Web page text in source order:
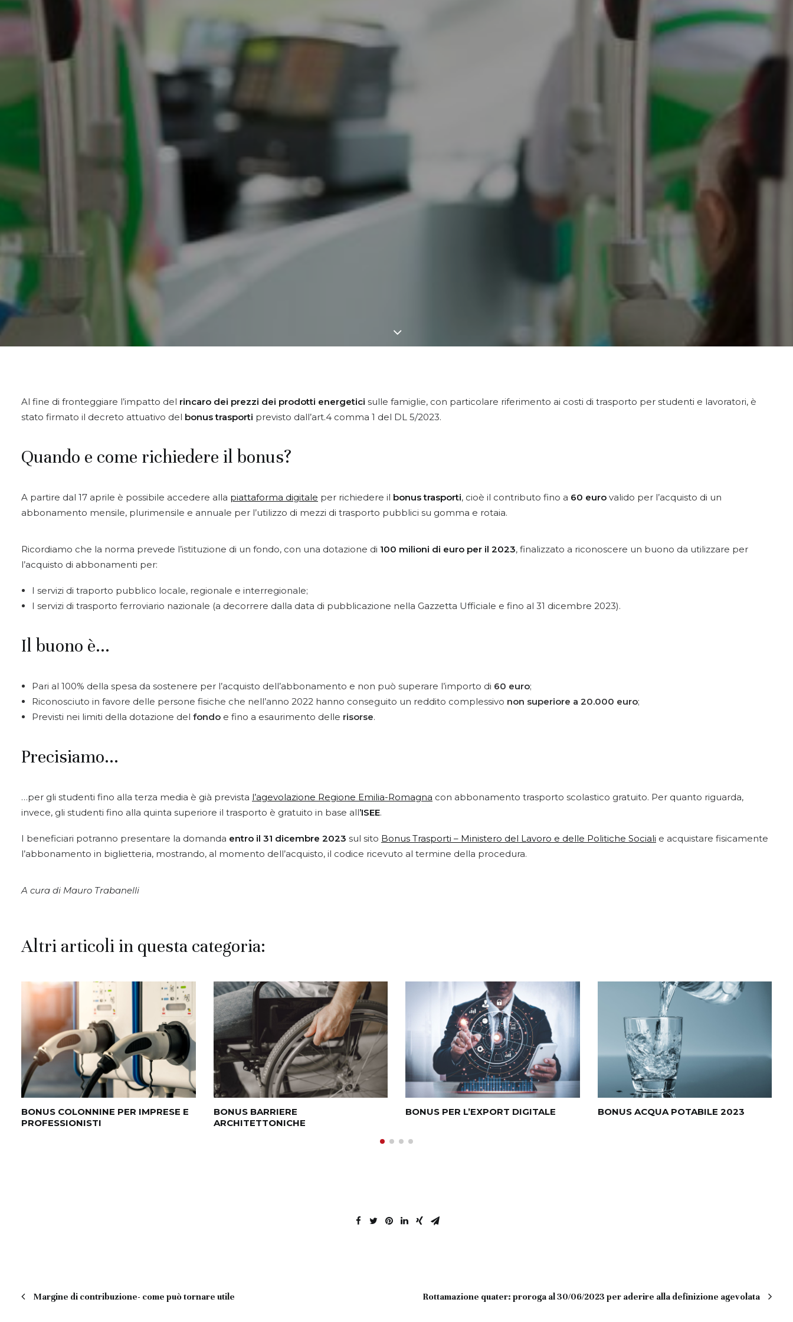
Al fine di fronteggiare l’impatto del rincaro dei prezzi dei prodotti energetici sulle famiglie, con particolare riferimento ai costi di trasporto per studenti e lavoratori, è
stato firmato il decreto attuativo del bonus trasporti previsto dall’art.4 comma 1 del DL 5/2023.
Quando e come richiedere il bonus?
A partire dal 17 aprile è possibile accedere alla piattaforma digitale per richiedere il bonus trasporti, cioè il contributo fino a 60 euro valido per l’acquisto di un
abbonamento mensile, plurimensile e annuale per l’utilizzo di mezzi di trasporto pubblici su gomma e rotaia.
Ricordiamo che la norma prevede l’istituzione di un fondo, con una dotazione di 100 milioni di euro per il 2023, finalizzato a riconoscere un buono da utilizzare per
l’acquisto di abbonamenti per:
I servizi di traporto pubblico locale, regionale e interregionale;
I servizi di trasporto ferroviario nazionale (a decorrere dalla data di pubblicazione nella Gazzetta Ufficiale e fino al 31 dicembre 2023).
Il buono è...
Pari al 100% della spesa da sostenere per l’acquisto dell’abbonamento e non può superare l’importo di 60 euro;
Riconosciuto in favore delle persone fisiche che nell’anno 2022 hanno conseguito un reddito complessivo non superiore a 20.000 euro;
Previsti nei limiti della dotazione del fondo e fino a esaurimento delle risorse.
Precisiamo...
…per gli studenti fino alla terza media è già prevista l’agevolazione Regione Emilia-Romagna con abbonamento trasporto scolastico gratuito. Per quanto riguarda,
invece, gli studenti fino alla quinta superiore il trasporto è gratuito in base all’ISEE.
I beneficiari potranno presentare la domanda entro il 31 dicembre 2023 sul sito Bonus Trasporti – Ministero del Lavoro e delle Politiche Sociali e acquistare fisicamente
l’abbonamento in biglietteria, mostrando, al momento dell’acquisto, il codice ricevuto al termine della procedura.
A cura di Mauro Trabanelli
Altri articoli in questa categoria:
BONUS COLONNINE PER IMPRESE E
PROFESSIONISTI
BONUS BARRIERE
ARCHITETTONICHE
BONUS PER L’EXPORT DIGITALE BONUS ACQUA POTABILE 2023
Margine di contribuzione- come può tornare utile Rottamazione quater: proroga al 30/06/2023 per aderire alla definizione agevolata